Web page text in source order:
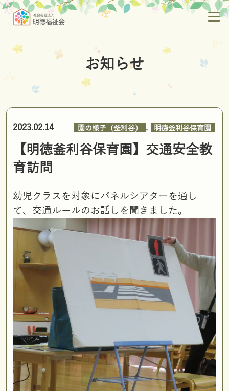
お知らせ
2023.02.14 園の様子（釜利谷） , 明徳釜利谷保育園
【明徳釜利谷保育園】交通安全教
育訪問
幼児クラスを対象にパネルシアターを通し
て、交通ルールのお話しを聞きました。